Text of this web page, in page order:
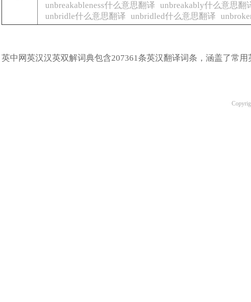
unbreakableness什么意思翻译 unbreakably什么意思翻
unbridle什么意思翻译 unbridled什么意思翻译
英中网英汉汉英双解词典包含207361条英汉翻译词条，涵盖了常